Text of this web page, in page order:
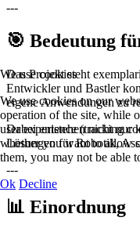
---
🎯 Bedeutung
Das Projekt steht
Entwickler und Bastler
eigene Anwendungen zu
Dabei entstehen nicht nur
Lösungen für Robotik,
---
📊 Einordnung
We use cookies
We use cookies on our
operation of the site, while
user experience (tracking
whether you want to allow
them, you may not be able
Ok Decline